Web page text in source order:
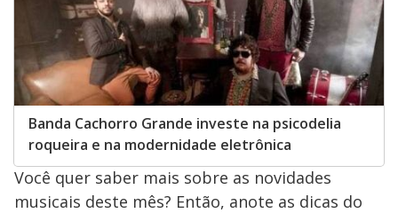
Banda Cachorro Grande investe na psicodelia
roqueira e na modernidade eletrônica
Você quer saber mais sobre as novidades
musicais deste mês? Então, anote as dicas do